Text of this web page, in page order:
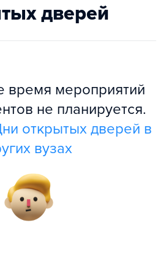
дверей
время мероприятий
не планируется.
открытых дверей в
вузах